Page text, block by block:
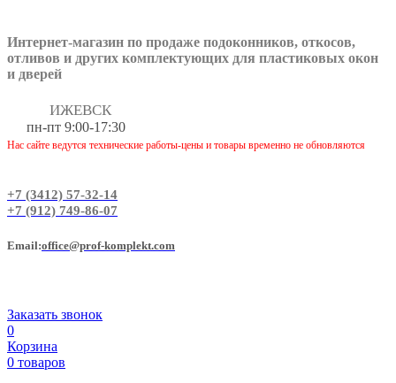
Интернет-магазин по продаже подоконников, откосов,
отливов и других комплектующих для пластиковых окон
и дверей
ИЖЕВСК
пн-пт 9:00-17:30
Нас сайте ведутся технические работы-цены и товары временно не обновляются
+7 (3412) 57-32-14
+7 (912) 749-86-07
Еmail:office@prof-komplekt.com
Заказать звонок
0
Корзина
0 товаров